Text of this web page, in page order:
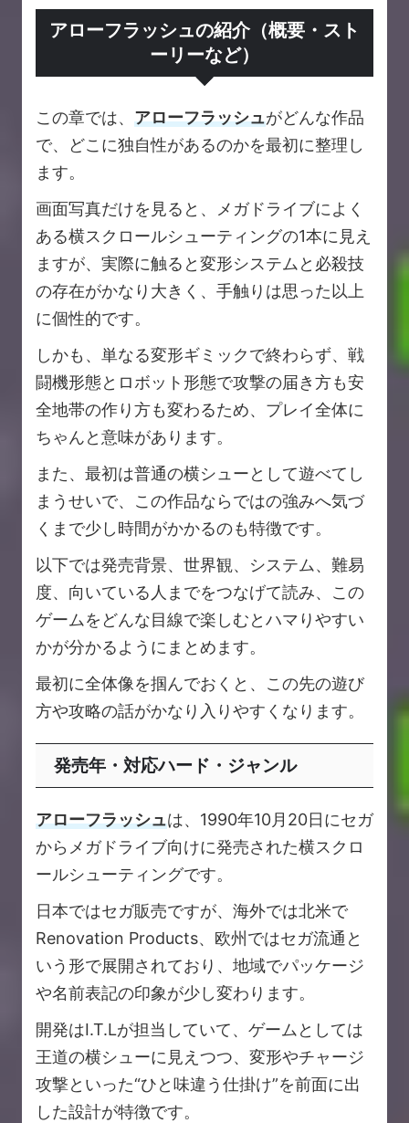
アローフラッシュの紹介（概要・スト
ーリーなど）
この章では、 アローフラッシュがどんな作品
で、どこに独自性があるのかを最初に整理し
ます。
画面写真だけを見ると、メガドライブによく
ある横スクロールシューティングの1本に見え
ますが、実際に触ると変形システムと必殺技
の存在がかなり大きく、手触りは思った以上
に個性的です。
しかも、単なる変形ギミックで終わらず、戦
闘機形態とロボット形態で攻撃の届き方も安
全地帯の作り方も変わるため、プレイ全体に
ちゃんと意味があります。
また、最初は普通の横シューとして遊べてし
まうせいで、この作品ならではの強みへ気づ
くまで少し時間がかかるのも特徴です。
以下では発売背景、世界観、システム、難易
度、向いている人までをつなげて読み、この
ゲームをどんな目線で楽しむとハマりやすい
かが分かるようにまとめます。
最初に全体像を掴んでおくと、この先の遊び
方や攻略の話がかなり入りやすくなります。
発売年・対応ハード・ジャンル
アローフラッシュは、1990年10月20日にセガ
からメガドライブ向けに発売された横スクロ
ールシューティングです。
日本ではセガ販売ですが、海外では北米で
Renovation Products、欧州ではセガ流通と
いう形で展開されており、地域でパッケージ
や名前表記の印象が少し変わります。
開発はI.T.Lが担当していて、ゲームとしては
王道の横シューに見えつつ、変形やチャージ
攻撃といった“ひと味違う仕掛け”を前面に出
した設計が特徴です。